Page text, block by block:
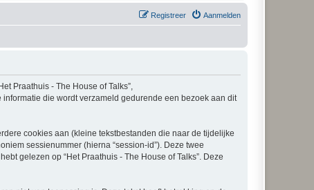
Aanmelden
Registreer
Praathuis - The House of Talks”,
informatie die wordt verzameld gedurende een bezoek aan dit
cookies aan (kleine tekstbestanden die naar de tijdelijke
sessienummer (hierna “session-id”). Deze twee
gelezen op “Het Praathuis - The House of Talks”. Deze